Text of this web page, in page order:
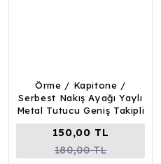
Örme / Kapitone /
Serbest Nakış Ayağı Yaylı
Metal Tutucu Geniş Takipli
150,00 TL
180,00 TL